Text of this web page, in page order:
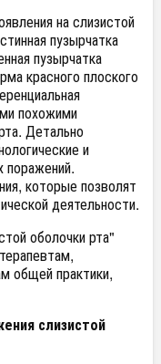
на слизистой
пузырчатка
пузырчатка
красного плоского
похожими
Детально
и
поражений.
которые позволят
деятельности.
оболочки рта"
общей практики,
слизистой